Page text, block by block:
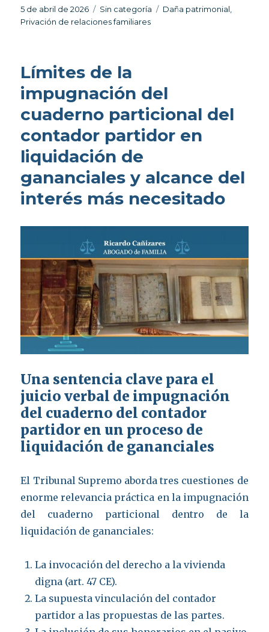
Publicado
el
5 de abril de 2026 Categorías
Sin categoría Etiquetas
Daña patrimonial
Privación de relaciones familiares
Límites de la
impugnación del
cuaderno particional del
contador partidor en
liquidación de
gananciales y alcance del
interés más necesitado
Una sentencia clave para el
juicio verbal de impugnación
del cuaderno del contador
partidor en un proceso de
liquidación de gananciales
El Tribunal Supremo aborda tres cuestiones de
enorme relevancia práctica en la impugnación
del cuaderno particional dentro de la
liquidación de gananciales:
La invocación del derecho a la vivienda
digna (art. 47 CE).
La supuesta vinculación del contador
partidor a las propuestas de las partes.